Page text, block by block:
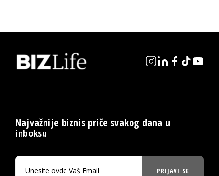
Najvažnije biznis priče svakog dana u
inboksu
PRIJAVI SE